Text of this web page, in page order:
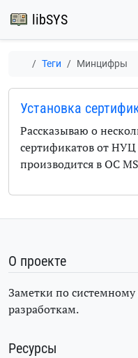
libSYS
Теги Минцифры
Установка
Рассказываю о
сертификатов от
производится в ОС MS
О проекте
Заметки по
разработкам.
Ресурсы